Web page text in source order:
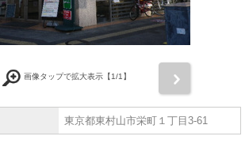
画像タップで拡大表示【1/1】
東京都東村山市栄町１丁目3-61